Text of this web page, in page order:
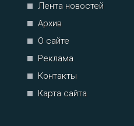
Лента новостей
Архив
О сайте
Реклама
Контакты
Карта сайта